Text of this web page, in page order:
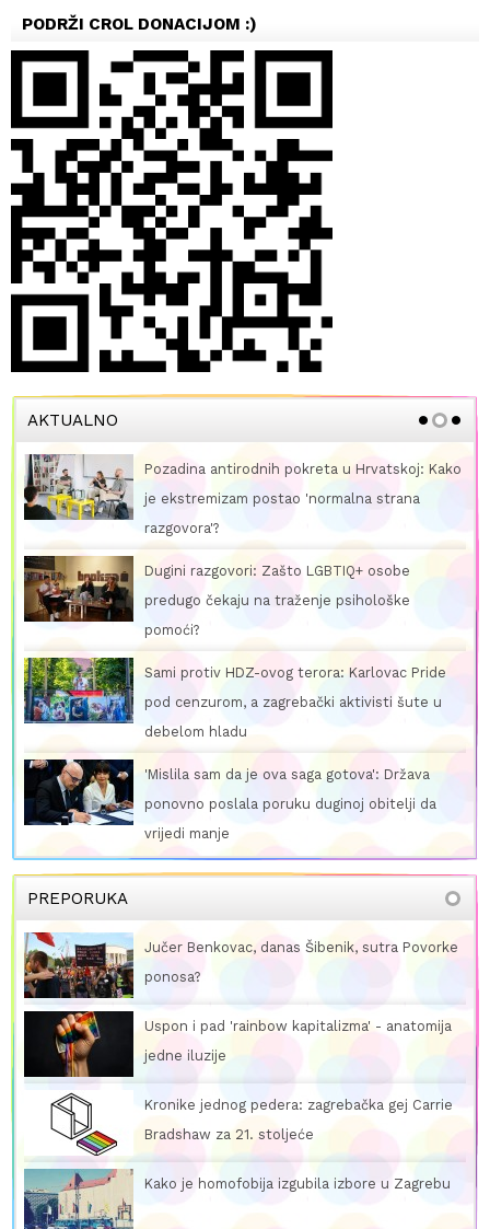
PODRŽI CROL DONACIJOM :)
AKTUALNO
Pozadina antirodnih pokreta u Hrvatskoj: Kako
je ekstremizam postao 'normalna strana
razgovora'?
Dugini razgovori: Zašto LGBTIQ+ osobe
predugo čekaju na traženje psihološke
pomoći?
Sami protiv HDZ-ovog terora: Karlovac Pride
pod cenzurom, a zagrebački aktivisti šute u
debelom hladu
'Mislila sam da je ova saga gotova': Država
ponovno poslala poruku duginoj obitelji da
vrijedi manje
PREPORUKA
Jučer Benkovac, danas Šibenik, sutra Povorke
ponosa?
Uspon i pad 'rainbow kapitalizma' - anatomija
jedne iluzije
Kronike jednog pedera: zagrebačka gej Carrie
Bradshaw za 21. stoljeće
Kako je homofobija izgubila izbore u Zagrebu